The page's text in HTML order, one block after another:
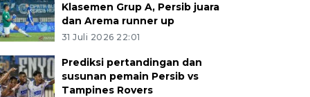
Klasemen Grup A, Persib juara
dan Arema runner up
31 Juli 2026 22:01
Prediksi pertandingan dan
susunan pemain Persib vs
Tampines Rovers